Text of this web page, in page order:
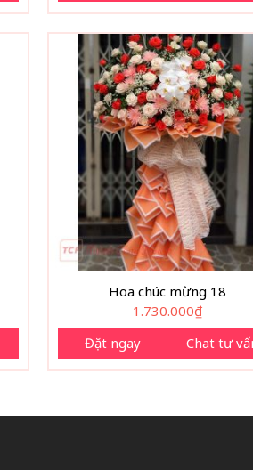
Hoa chúc mừng 18
1.730.000₫
Đặt ngay
Chat tư